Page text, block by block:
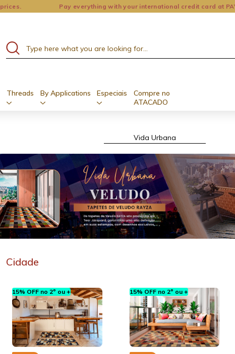
Pay everything with your international credit card at
Threads By Applications Especiais
Compre no
ATACADO
Vida Urbana
Cidade
15% OFF no 2º ou + 15% OFF no 2º ou +